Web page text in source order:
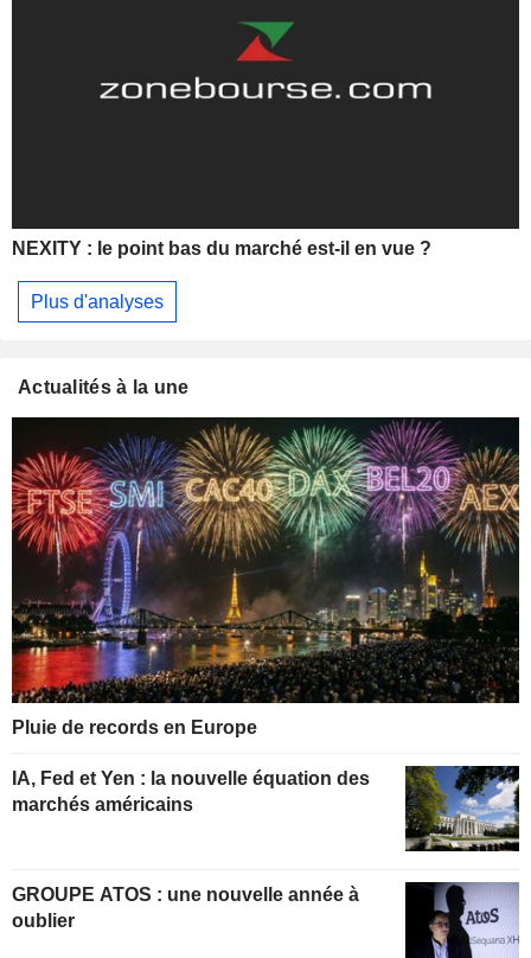
NEXITY : le point bas du marché est-il en vue ?
Plus d'analyses
Actualités à la une
Pluie de records en Europe
IA, Fed et Yen : la nouvelle équation des
marchés américains
GROUPE ATOS : une nouvelle année à
oublier